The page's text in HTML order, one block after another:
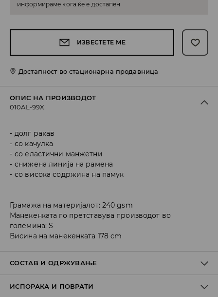
информираме кога ќе е достапен
ИЗВЕСТЕТЕ МЕ
Достапност во стационарна продавница
ОПИС НА ПРОИЗВОДОТ
010AL-99X
долг ракав
со качулка
со еластични манжетни
снижена линија на рамена
со висока содржина на памук
Грамажа на материјалот: 240 gsm
Манекенката го претставува производот во
големина: S
Висина на манекенката 178 cm
СОСТАВ И ОДРЖУВАЊЕ
Материјал I: 80% COTTON, 20% POLYESTER
ИСПОРАКА И ПОВРАТИ